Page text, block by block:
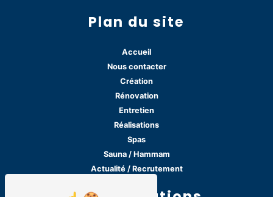
Plan du site
Accueil
Nous contacter
Création
Rénovation
Entretien
Réalisations
Spas
Sauna / Hammam
Actualité / Recrutement